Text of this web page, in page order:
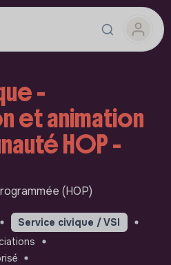
-
et animation
HOP -
(HOP)
Service civique / VSI